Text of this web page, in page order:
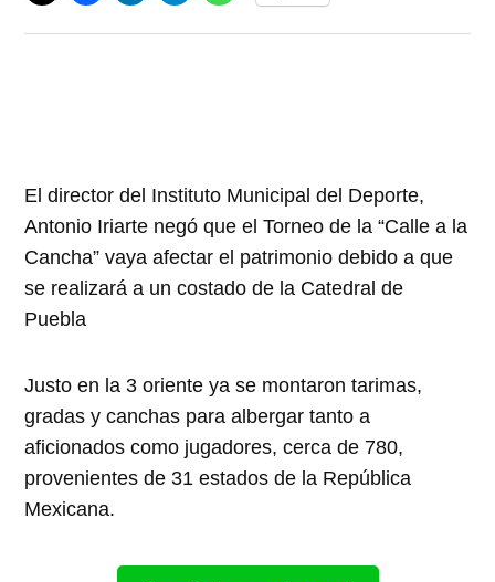
El director del Instituto Municipal del Deporte,
Antonio Iriarte negó que el Torneo de la “Calle a la
Cancha” vaya afectar el patrimonio debido a que
se realizará a un costado de la Catedral de
Puebla
Justo en la 3 oriente ya se montaron tarimas,
gradas y canchas para albergar tanto a
aficionados como jugadores, cerca de 780,
provenientes de 31 estados de la República
Mexicana.